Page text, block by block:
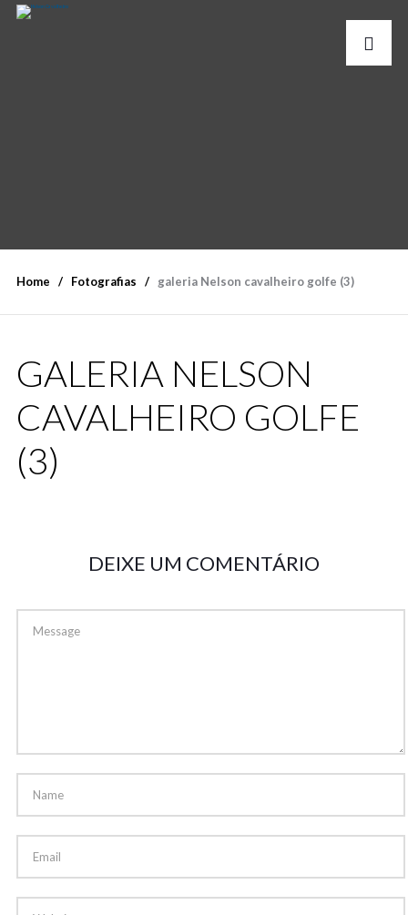
Home Fotografias galeria Nelson cavalheiro golfe (3)
GALERIA NELSON
CAVALHEIRO GOLFE
(3)
DEIXE UM COMENTÁRIO